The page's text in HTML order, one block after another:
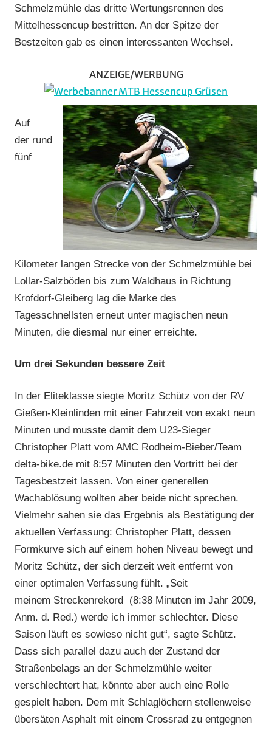
RSG
Gießen
und
Gießen-
Kleinlinden,
Strasse,
Vereine
Schmelzmühle das dritte Wertungsrennen des
Mittelhessencup bestritten. An der Spitze der
Bestzeiten gab es einen interessanten Wechsel.
ANZEIGE/WERBUNG
Auf
der rund
fünf
Kilometer langen Strecke von der Schmelzmühle bei
Lollar-Salzböden bis zum Waldhaus in Richtung
Krofdorf-Gleiberg lag die Marke des
Tagesschnellsten erneut unter magischen neun
Minuten, die diesmal nur einer erreichte.
Um drei Sekunden bessere Zeit
In der Eliteklasse siegte Moritz Schütz von der RV
Gießen-Kleinlinden mit einer Fahrzeit von exakt neun
Minuten und musste damit dem U23-Sieger
Christopher Platt vom AMC Rodheim-Bieber/Team
delta-bike.de mit 8:57 Minuten den Vortritt bei der
Tagesbestzeit lassen. Von einer generellen
Wachablösung wollten aber beide nicht sprechen.
Vielmehr sahen sie das Ergebnis als Bestätigung der
aktuellen Verfassung: Christopher Platt, dessen
Formkurve sich auf einem hohen Niveau bewegt und
Moritz Schütz, der sich derzeit weit entfernt von
einer optimalen Verfassung fühlt. „Seit
meinem Streckenrekord (8:38 Minuten im Jahr 2009,
Anm. d. Red.) werde ich immer schlechter. Diese
Saison läuft es sowieso nicht gut“, sagte Schütz.
Dass sich parallel dazu auch der Zustand der
Straßenbelags an der Schmelzmühle weiter
verschlechtert hat, könnte aber auch eine Rolle
gespielt haben. Dem mit Schlaglöchern stellenweise
übersäten Asphalt mit einem Crossrad zu entgegnen